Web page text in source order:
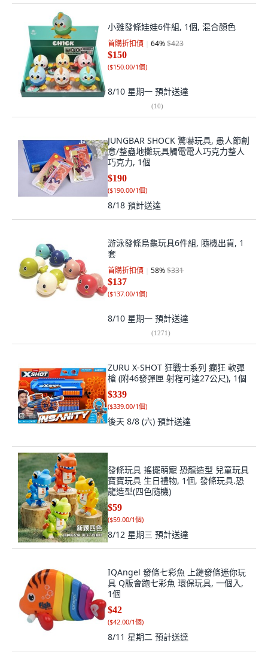
小雞發條娃娃6件組, 1個, 混合顏色
首購折扣價 64%$423
$150
($150.00/1個)
8/10 星期一 預計送達
(10)
JUNGBAR SHOCK 驚嚇玩具, 愚人節創
意/整蠱地攤玩具觸電電人巧克力整人
巧克力, 1個
$190
($190.00/1個)
8/18 預計送達
游泳發條烏龜玩具6件組, 隨機出貨, 1
套
首購折扣價 58%$331
$137
($137.00/1個)
8/10 星期一 預計送達
(1271)
ZURU X-SHOT 狂戰士系列 癲狂 軟彈
槍 (附46發彈匣 射程可達27公尺), 1個
$339
($339.00/1個)
後天 8/8 (六) 預計送達
發條玩具 搖擺萌寵 恐龍造型 兒童玩具
寶寶玩具 生日禮物, 1個, 發條玩具.恐
龍造型(四色隨機)
$59
($59.00/1個)
8/12 星期三 預計送達
IQAngel 發條七彩魚 上鏈發條迷你玩
具 Q版會跑七彩魚 環保玩具, 一個入,
1個
$42
($42.00/1個)
8/11 星期二 預計送達